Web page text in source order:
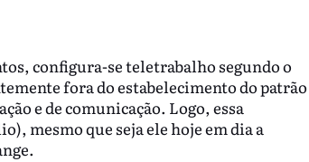
configura-se teletrabalho segundo o
fora do estabelecimento do patrão
e de comunicação. Logo, essa
mesmo que seja ele hoje em dia a